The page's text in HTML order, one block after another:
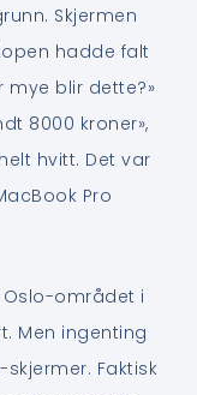
Skjermen
hadde falt
mye blir dette?»
8000 kroner»,
hvitt. Det var
Pro
Oslo-området i
Men ingenting
Faktisk